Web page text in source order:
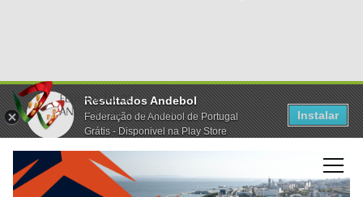
Resultados Andebol
Federação de Andebol de Portugal
Grátis - Disponivel na Play Store
Instalar